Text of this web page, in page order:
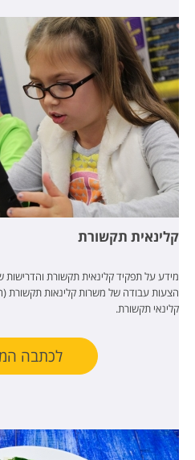
קלינאית תקשורת
מידע על תפקיד קלינאית תקשורת
הצעות עבודה של משרות קלינאות תקשורת
קלינאי תקשורת.
לכתבה